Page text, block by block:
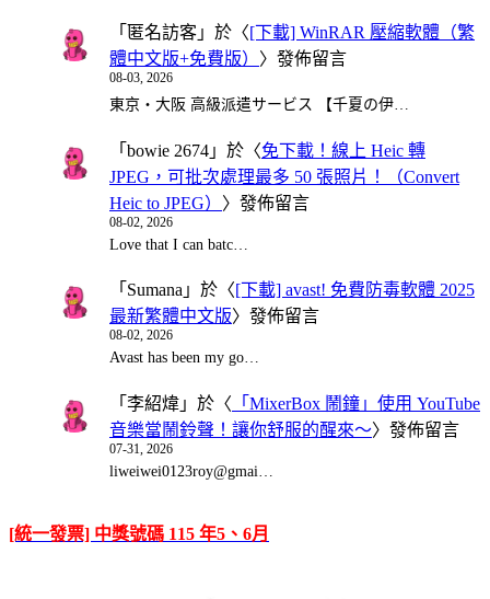
「 匿名訪客 」於〈[下載] WinRAR 壓縮軟體（繁
體中文版+免費版） 〉發佈留言
08-03, 2026
東京・大阪 高級派遣サービス 【千夏の伊…
「 bowie 2674 」於〈免下載！線上 Heic 轉
JPEG，可批次處理最多 50 張照片！（Convert
Heic to JPEG） 〉發佈留言
08-02, 2026
Love that I can batc…
「 Sumana 」於〈[下載] avast! 免費防毒軟體 2025
最新繁體中文版〉發佈留言
08-02, 2026
Avast has been my go…
「 李紹煒 」於〈 「MixerBox 鬧鐘」使用 YouTube
音樂當鬧鈴聲！讓你舒服的醒來～〉發佈留言
07-31, 2026
liweiwei0123roy@gmai…
[統一發票] 中獎號碼 115 年5、6月